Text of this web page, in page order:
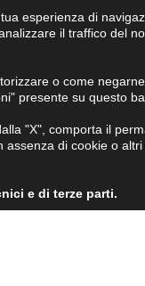
esperienza di
il traffico del
o come
presente su questo
"X", comporta il
assenza di cookie o
e di terze parti.